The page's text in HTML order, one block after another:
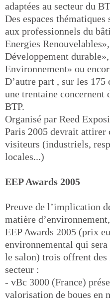
adaptées au secteur du
Des espaces
aux professionnels du
Energies
Développement
Environnement» ou
D’autre part , sur les 175
une trentaine concernent
BTP.
Organisé par Reed
Paris 2005 devrait attirer
visiteurs (industriels,
locales...)
EEP Awards 2005
Preuve de l’implication
matière
EEP Awards 2005 (prix
environnemental qui
le salon) trois offrent
secteur :
- vBc 3000 (France)
valorisation de boues en